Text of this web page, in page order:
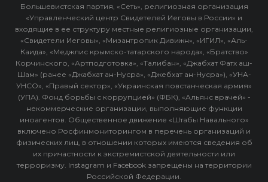
Большевистская партия, «Сеть», религиозная организация
«Управленческий центр Свидетелей Иеговы в России» и
входящие в ее структуру местные религиозные организации,
«Свидетели Иеговы», «Мизантропик Дивижн», «ИГИЛ», «Аль-
Каида», «Меджлис крымско-татарского народа», «Братство»
Корчинского, «Артподготовка», «Талибан», «Джабхат Фатх аш-
Шам» (ранее «Джабхат ан-Нусра», «Джебхат ан-Нусра»), «УНА-
УНСО», «Правый сектор», «Украинская повстанческая армия»
(УПА). Фонд борьбы с коррупцией» (ФБК), «Альянс врачей» -
некоммерческие организации, выполняющие функции
иноагентов. Общественное движение «Штабы Навального»
включено Росфинмониторингом в перечень организаций и
физических лиц, в отношении которых имеются сведения об
их причастности к экстремистской деятельности или
терроризму. Instagram и Facebook запрещены на территории
Российской Федерации.